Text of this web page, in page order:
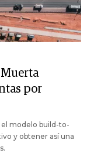
Muerta
por
el modelo build-to-
y obtener así una